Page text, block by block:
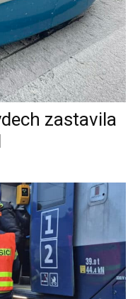
zastavila